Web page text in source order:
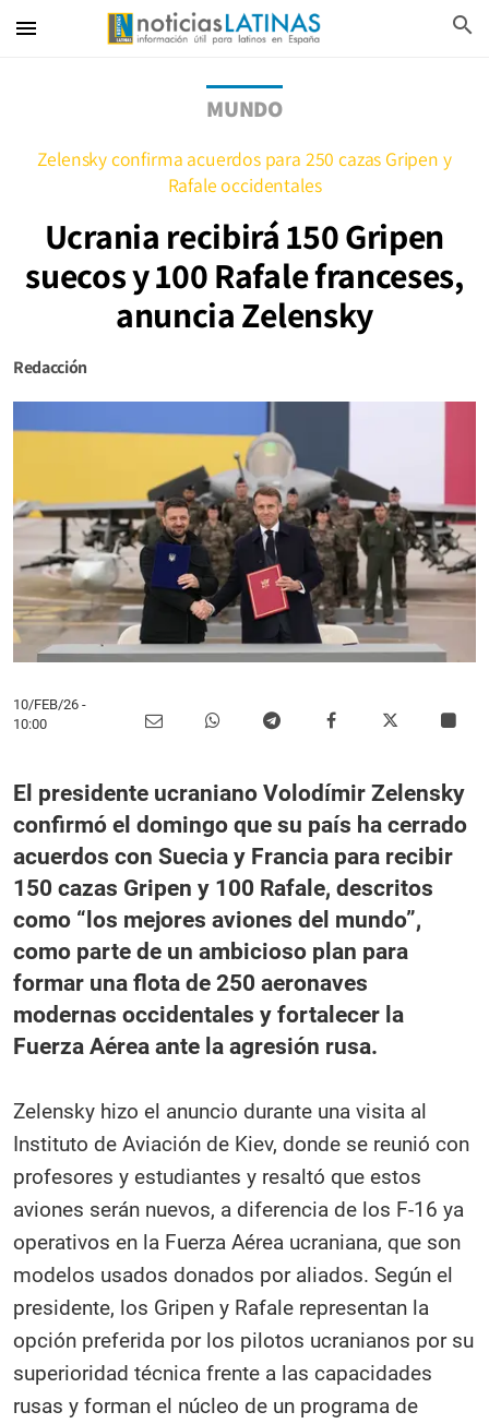
menu search
MUNDO
Zelensky confirma acuerdos para 250 cazas Gripen y
Rafale occidentales
Ucrania recibirá 150 Gripen
suecos y 100 Rafale franceses,
anuncia Zelensky
Redacción
10/FEB/26 -
10:00
El presidente ucraniano Volodímir Zelensky
confirmó el domingo que su país ha cerrado
acuerdos con Suecia y Francia para recibir
150 cazas Gripen y 100 Rafale, descritos
como “los mejores aviones del mundo”,
como parte de un ambicioso plan para
formar una flota de 250 aeronaves
modernas occidentales y fortalecer la
Fuerza Aérea ante la agresión rusa.
Zelensky hizo el anuncio durante una visita al
Instituto de Aviación de Kiev, donde se reunió con
profesores y estudiantes y resaltó que estos
aviones serán nuevos, a diferencia de los F-16 ya
operativos en la Fuerza Aérea ucraniana, que son
modelos usados donados por aliados. Según el
presidente, los Gripen y Rafale representan la
opción preferida por los pilotos ucranianos por su
superioridad técnica frente a las capacidades
rusas y forman el núcleo de un programa de